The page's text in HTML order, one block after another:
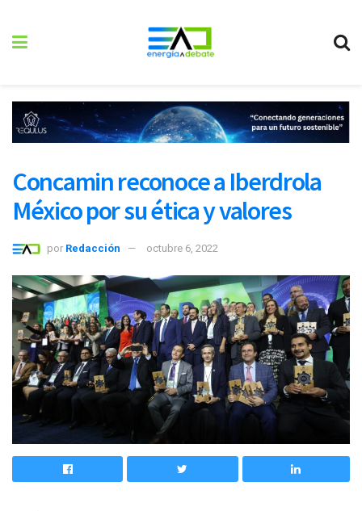
Concamin reconoce a Iberdrola
México por su ética y valores
por Redacción octubre 6, 2022